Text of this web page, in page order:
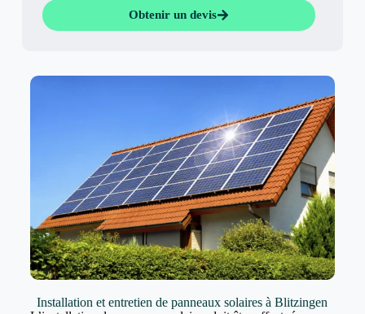
Obtenir un devis
Installation et entretien de panneaux solaires à Blitzingen